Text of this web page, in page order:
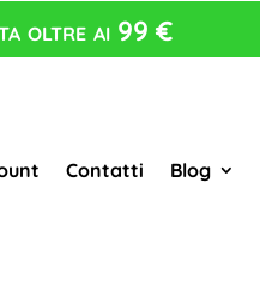
oltre ai 99 €
Contatti Blog